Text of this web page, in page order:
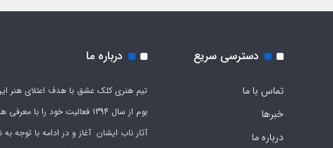
دسترسی سریع
تماس با ما
خبرها
درباره ما
درباره ما
تیم هنری کلک عشق با هدف اعتلای هنر
بوم از سال 1394 فعالیت خود را با
آثار ناب ایشان آغاز و در ادامه با توجه به